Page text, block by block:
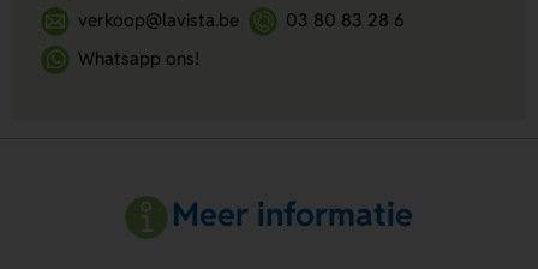
verkoop@lavista.be
03 80 83 28 6
Whatsapp ons!
Meer informatie